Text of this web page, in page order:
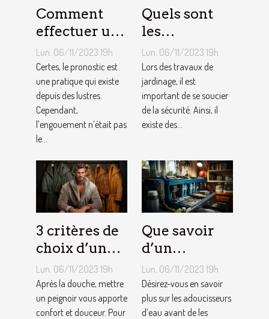
Comment
effectuer un
pronostic en
ligne ?
Lun. 06/11/2023 19h
Certes, le pronostic est
une pratique qui existe
depuis des lustres.
Cependant,
l’engouement n’était pas
le...
Quels sont
les
équipements
pour le
jardinage ?
Lun. 06/11/2023 19h
Lors des travaux de
jardinage, il est
important de se soucier
de la sécurité. Ainsi, il
existe des...
3 critères de
choix d’un
peignoir de
bain pour
homme ?
Lun. 06/11/2023 19h
Après la douche, mettre
un peignoir vous apporte
confort et douceur. Pour
Que savoir
d’un
adoucisseur
d’eau ?
Lun. 06/11/2023 19h
Désirez-vous en savoir
plus sur les adoucisseurs
d’eau avant de les